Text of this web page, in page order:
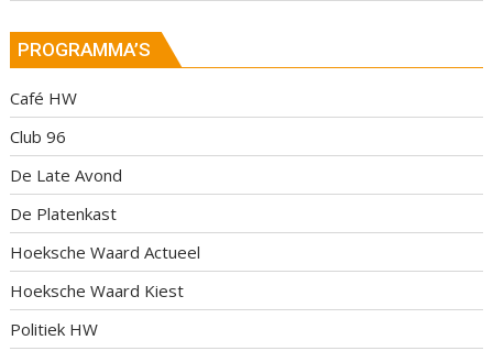
PROGRAMMA’S
Café HW
Club 96
De Late Avond
De Platenkast
Hoeksche Waard Actueel
Hoeksche Waard Kiest
Politiek HW